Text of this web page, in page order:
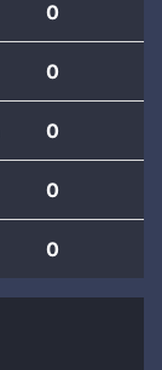
0
0
0
0
0